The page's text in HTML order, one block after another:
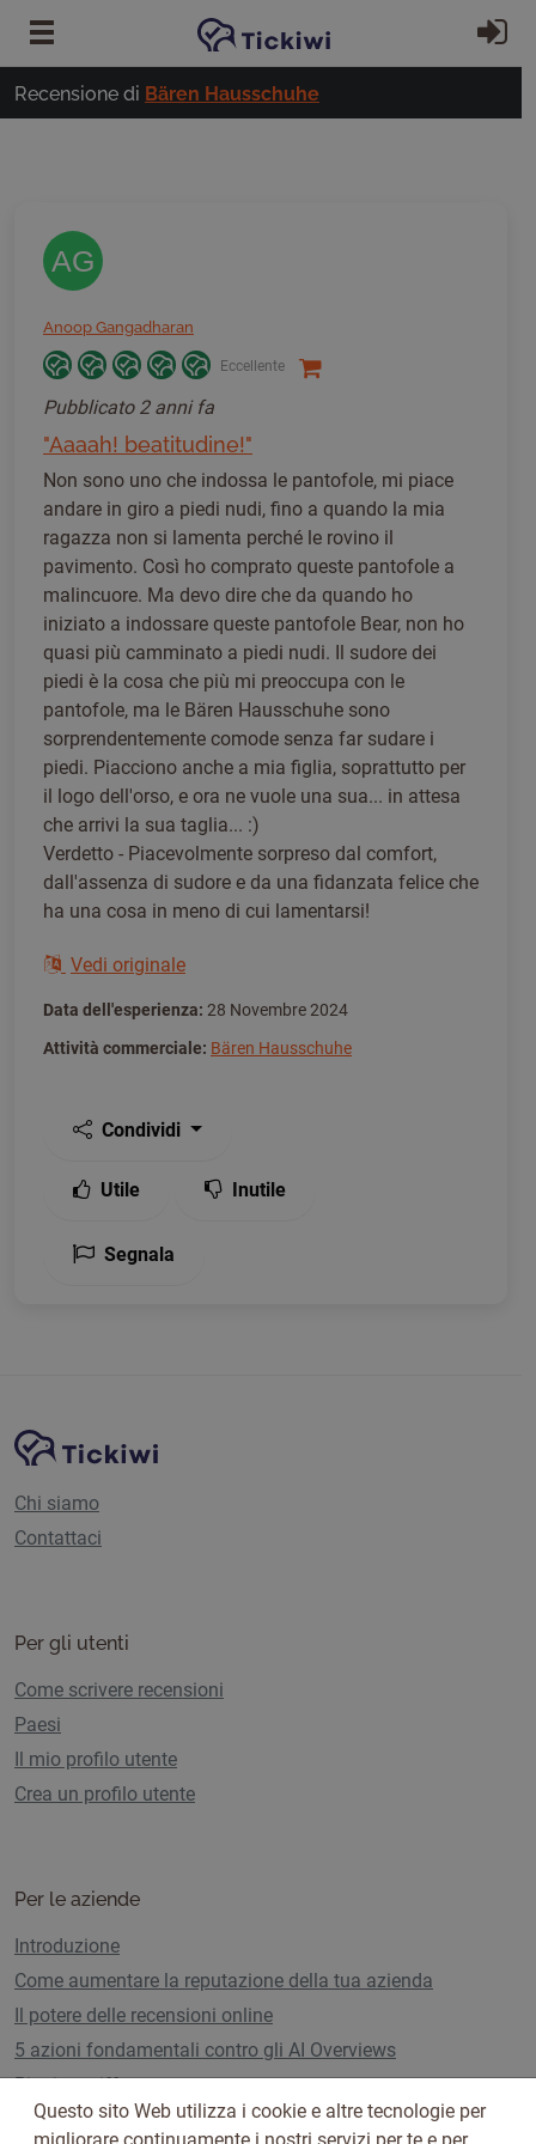
Vai al contenuto principale
Recensione di Bären Hausschuhe
AG
Anoop Gangadharan
Eccellente
Pubblicato 2 anni fa
"Aaaah! beatitudine!"
Non sono uno che indossa le pantofole, mi piace
andare in giro a piedi nudi, fino a quando la mia
ragazza non si lamenta perché le rovino il
pavimento. Così ho comprato queste pantofole a
malincuore. Ma devo dire che da quando ho
iniziato a indossare queste pantofole Bear, non ho
quasi più camminato a piedi nudi. Il sudore dei
piedi è la cosa che più mi preoccupa con le
pantofole, ma le Bären Hausschuhe sono
sorprendentemente comode senza far sudare i
piedi. Piacciono anche a mia figlia, soprattutto per
il logo dell'orso, e ora ne vuole una sua... in attesa
che arrivi la sua taglia... :)
Verdetto - Piacevolmente sorpreso dal comfort,
dall'assenza di sudore e da una fidanzata felice che
ha una cosa in meno di cui lamentarsi!
Vedi originale
Data dell'esperienza: 28 Novembre 2024
Attività commerciale: Bären Hausschuhe
Condividi
Utile Inutile
Segnala
Navigazione del sito
Piattaforma Tickiwi
Chi siamo
Contattaci
Per gli utenti
Come scrivere recensioni
Paesi
Il mio profilo utente
Crea un profilo utente
Per le aziende
Introduzione
Come aumentare la reputazione della tua azienda
Il potere delle recensioni online
5 azioni fondamentali contro gli AI Overviews
Piani e tariffe
Questo sito Web utilizza i cookie e altre tecnologie per